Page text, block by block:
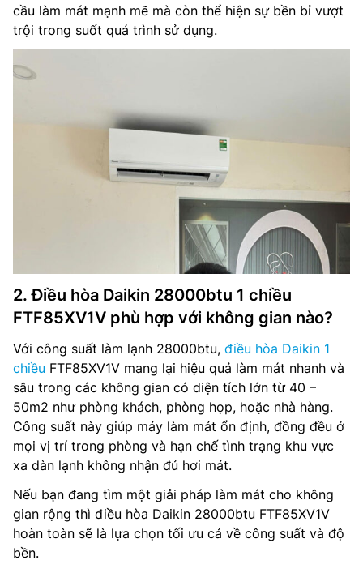
cầu làm mát mạnh mẽ mà còn thể hiện sự bền bỉ vượt
trội trong suốt quá trình sử dụng.
2. Điều hòa Daikin 28000btu 1 chiều
FTF85XV1V phù hợp với không gian nào?
Với công suất làm lạnh 28000btu, điều hòa Daikin 1
chiều FTF85XV1V mang lại hiệu quả làm mát nhanh và
sâu trong các không gian có diện tích lớn từ 40 –
50m2 như phòng khách, phòng họp, hoặc nhà hàng.
Công suất này giúp máy làm mát ổn định, đồng đều ở
mọi vị trí trong phòng và hạn chế tình trạng khu vực
xa dàn lạnh không nhận đủ hơi mát.
Nếu bạn đang tìm một giải pháp làm mát cho không
gian rộng thì điều hòa Daikin 28000btu FTF85XV1V
hoàn toàn sẽ là lựa chọn tối ưu cả về công suất và độ
bền.